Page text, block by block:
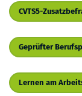
CVTS5-
Geprüfter
Lernen am